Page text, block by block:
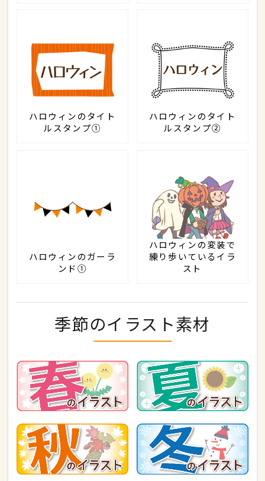
ハロウィンのタイト
ルスタンプ①
ハロウィンのタイト
ルスタンプ②
ハロウィンのガーラ
ンド①
ハロウィンの変装で
練り歩いているイラ
スト
季節のイラスト素材